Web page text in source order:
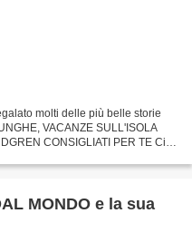
molti delle più belle storie
VACANZE SULL'ISOLA
CONSIGLIATI PER TE Ciò
MONDO e la sua